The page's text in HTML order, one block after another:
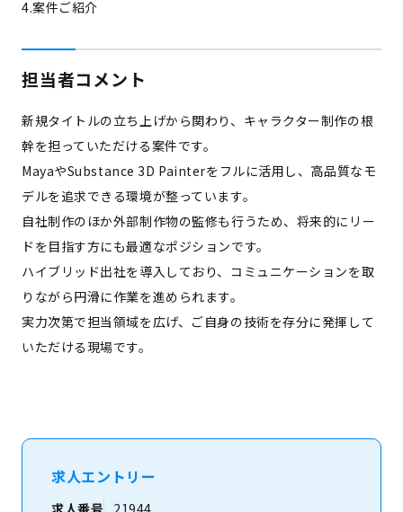
4.案件ご紹介
担当者コメント
新規タイトルの立ち上げから関わり、キャラクター制作の根
幹を担っていただける案件です。
MayaやSubstance 3D Painterをフルに活用し、高品質なモ
デルを追求できる環境が整っています。
自社制作のほか外部制作物の監修も行うため、将来的にリー
ドを目指す方にも最適なポジションです。
ハイブリッド出社を導入しており、コミュニケーションを取
りながら円滑に作業を進められます。
実力次第で担当領域を広げ、ご自身の技術を存分に発揮して
いただける現場です。
求人エントリー
求人番号 21944